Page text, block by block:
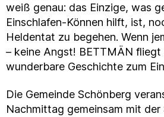
weiß genau: das Einzige, was
Einschlafen-Können hilft, ist,
Heldentat zu begehen. Wenn
– keine Angst! BETTMÄN
wunderbare Geschichte zum
Die Gemeinde Schönberg
Nachmittag gemeinsam mit